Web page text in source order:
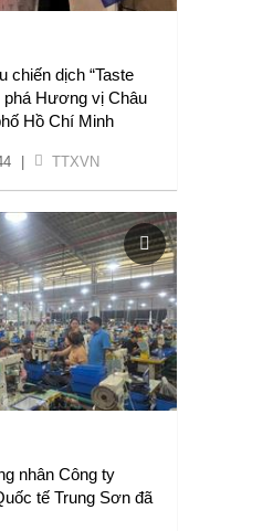
chiến dịch “Taste
phá Hương vị Châu
Hồ Chí Minh
TTXVN
nhân Công ty
tế Trung Sơn đã